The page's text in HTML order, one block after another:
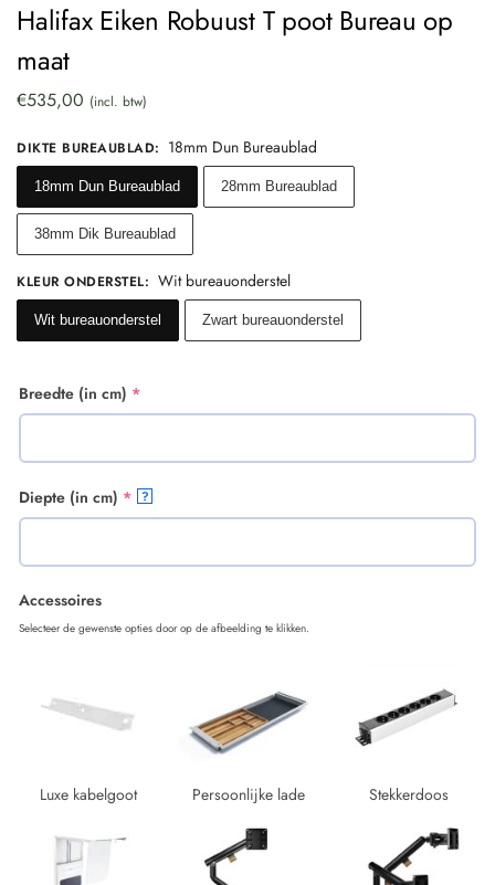
Halifax Eiken Robuust T poot Bureau op
maat
€535,00 (incl. btw)
DIKTE BUREAUBLAD: 18mm Dun Bureaublad
18mm Dun Bureaublad 28mm Bureaublad
38mm Dik Bureaublad
KLEUR ONDERSTEL: Wit bureauonderstel
Wit bureauonderstel Zwart bureauonderstel
Breedte (in cm) *
Diepte (in cm) * ?
Accessoires
Selecteer de gewenste opties door op de afbeelding te klikken.
Luxe kabelgoot Persoonlijke lade Stekkerdoos